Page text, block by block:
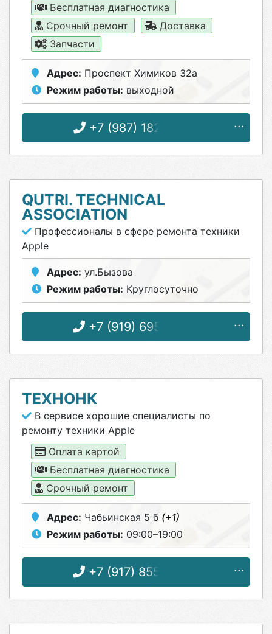
Бесплатная диагностика
Срочный ремонт
Доставка
Запчасти
Адрес: Проспект Химиков 32а
Режим работы: выходной
+7 (987) 182-61-59
QUTRI. TECHNICAL
ASSOCIATION
Профессионалы в сфере ремонта техники
Apple
Адрес: ул.Бызова
Режим работы: Круглосуточно
+7 (919) 695-12-53
ТЕХНОНК
В сервисе хорошие специалисты по
ремонту техники Apple
Оплата картой
Бесплатная диагностика
Срочный ремонт
Адрес: Чабьинская 5 б (+1)
Режим работы: 09:00–19:00
+7 (917) 855-18-42